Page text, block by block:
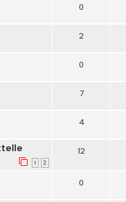
0
2
0
7
4
1 2
12
0